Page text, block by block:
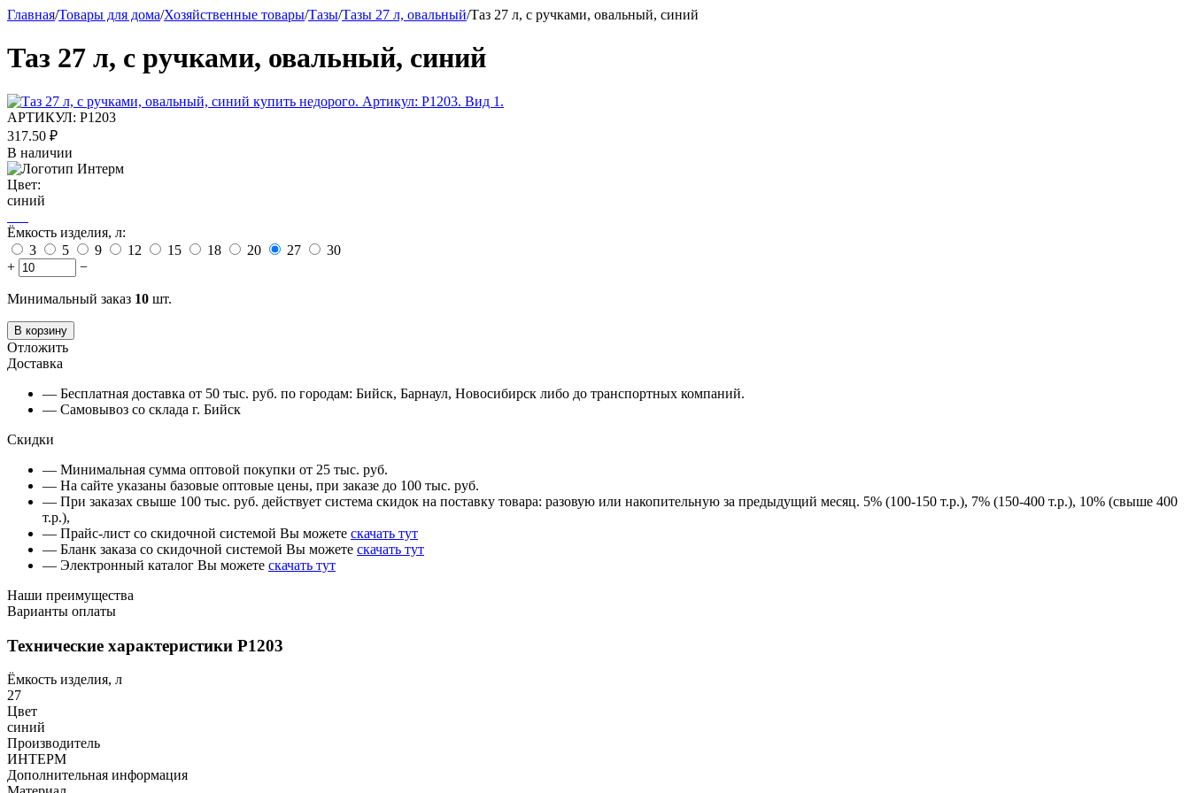
Главная/Товары для дома/Хозяйственные товары/Тазы/Тазы 27 л, овальный/Таз 27 л, с ручками, овальный, синий
Таз 27 л, с ручками, овальный, синий
АРТИКУЛ: Р1203
317.50 ₽
В наличии
Цвет:
синий
Ёмкость изделия, л:
3
5 9 12 15 18 20 27
30
+
−
Минимальный заказ 10 шт.
В корзину
Отложить
Доставка
— Бесплатная доставка от 50 тыс. руб. по городам: Бийск, Барнаул, Новосибирск либо до транспортных компаний.
— Самовывоз со склада г. Бийск
Скидки
— Минимальная сумма оптовой покупки от 25 тыс. руб.
— На сайте указаны базовые оптовые цены, при заказе до 100 тыс. руб.
— При заказах свыше 100 тыс. руб. действует система скидок на поставку товара: разовую или накопительную за предыдущий месяц. 5% (100-150 т.р.), 7% (150-400 т.р.), 10% (свыше 400
т.р.),
— Прайс-лист со скидочной системой Вы можете скачать тут
— Бланк заказа со скидочной системой Вы можете скачать тут
— Электронный каталог Вы можете скачать тут
Наши преимущества
Варианты оплаты
Технические характеристики Р1203
Ёмкость изделия, л
27
Цвет
синий
Производитель
ИНТЕРМ
Дополнительная информация